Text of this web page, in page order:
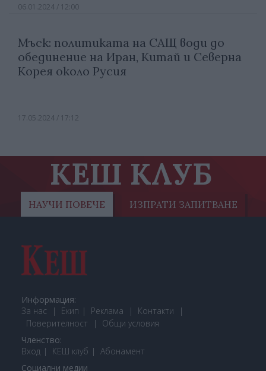
06.01.2024 / 12:00
Мъск: политиката на САЩ води до
обединение на Иран, Китай и Северна
Корея около Русия
17.05.2024 / 17:12
КЕШ КЛУБ
НАУЧИ ПОВЕЧЕ ИЗПРАТИ ЗАПИТВАНЕ
Информация:
За нас
Екип Реклама
Контакти
Поверителност
Общи условия
Членство:
Вход
КЕШ клуб Абонамент
Социални медии